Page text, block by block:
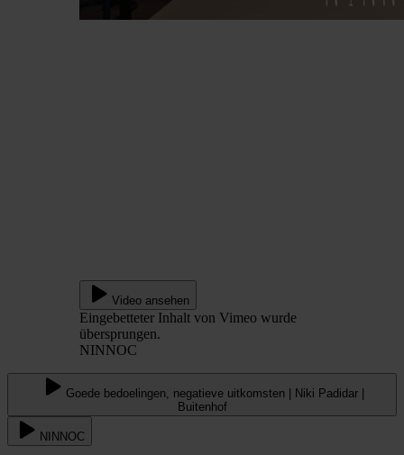
Video ansehen
Eingebetteter Inhalt von Vimeo wurde
übersprungen.
NINNOC
Goede bedoelingen, negatieve uitkomsten | Niki Padidar |
Buitenhof
NINNOC